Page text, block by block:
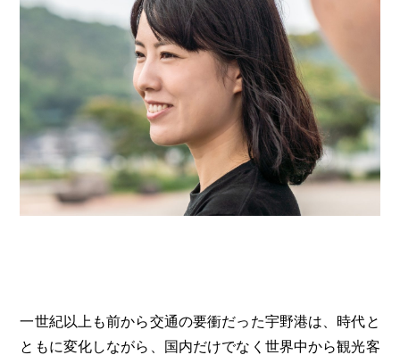
一世紀以上も前から交通の要衝だった宇野港は、時代と
ともに変化しながら、国内だけでなく世界中から観光客